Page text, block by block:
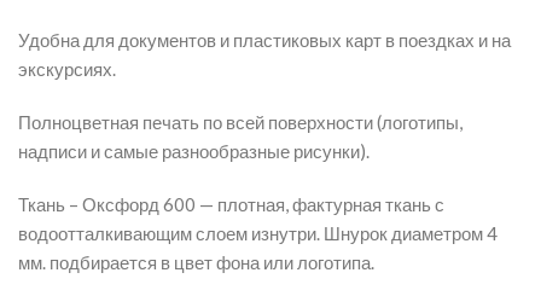
Удобна для документов и пластиковых карт в поездках и на
экскурсиях.
Полноцветная печать по всей поверхности (логотипы,
надписи и самые разнообразные рисунки).
Ткань – Оксфорд 600 — плотная, фактурная ткань с
водоотталкивающим слоем изнутри. Шнурок диаметром 4
мм. подбирается в цвет фона или логотипа.